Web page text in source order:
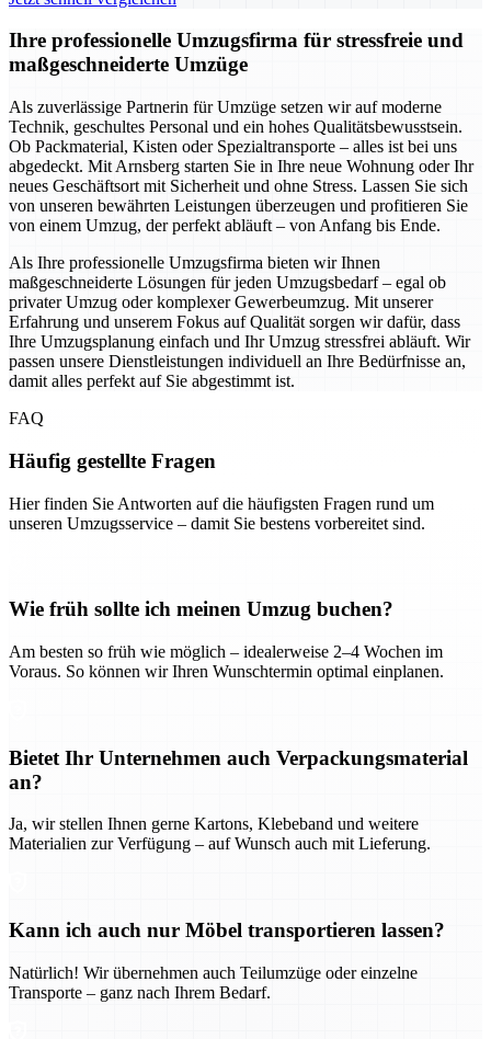
Ihre professionelle Umzugsfirma für stressfreie und
maßgeschneiderte Umzüge
Als zuverlässige Partnerin für Umzüge setzen wir auf moderne
Technik, geschultes Personal und ein hohes Qualitätsbewusstsein.
Ob Packmaterial, Kisten oder Spezialtransporte – alles ist bei uns
abgedeckt. Mit Arnsberg starten Sie in Ihre neue Wohnung oder Ihr
neues Geschäftsort mit Sicherheit und ohne Stress. Lassen Sie sich
von unseren bewährten Leistungen überzeugen und profitieren Sie
von einem Umzug, der perfekt abläuft – von Anfang bis Ende.
Als Ihre professionelle Umzugsfirma bieten wir Ihnen
maßgeschneiderte Lösungen für jeden Umzugsbedarf – egal ob
privater Umzug oder komplexer Gewerbeumzug. Mit unserer
Erfahrung und unserem Fokus auf Qualität sorgen wir dafür, dass
Ihre Umzugsplanung einfach und Ihr Umzug stressfrei abläuft. Wir
passen unsere Dienstleistungen individuell an Ihre Bedürfnisse an,
damit alles perfekt auf Sie abgestimmt ist.
FAQ
Häufig gestellte Fragen
Hier finden Sie Antworten auf die häufigsten Fragen rund um
unseren Umzugsservice – damit Sie bestens vorbereitet sind.
Wie früh sollte ich meinen Umzug buchen?
Am besten so früh wie möglich – idealerweise 2–4 Wochen im
Voraus. So können wir Ihren Wunschtermin optimal einplanen.
Bietet Ihr Unternehmen auch Verpackungsmaterial
an?
Ja, wir stellen Ihnen gerne Kartons, Klebeband und weitere
Materialien zur Verfügung – auf Wunsch auch mit Lieferung.
Kann ich auch nur Möbel transportieren lassen?
Natürlich! Wir übernehmen auch Teilumzüge oder einzelne
Transporte – ganz nach Ihrem Bedarf.